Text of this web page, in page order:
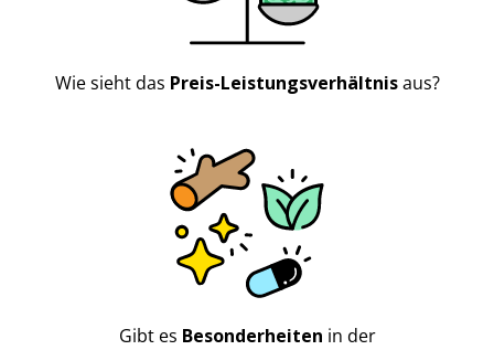
Wie sieht das Preis-Leistungsverhältnisaus?
Gibt es Besonderheiten in der